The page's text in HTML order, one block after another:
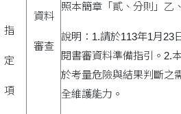
指
定
項
資料
審查
照本簡章「貳、分則」乙
說明：1.請於113年1月23
閱書審資料準備指引。2.
於考量危險與結果判斷之
全維護能力。